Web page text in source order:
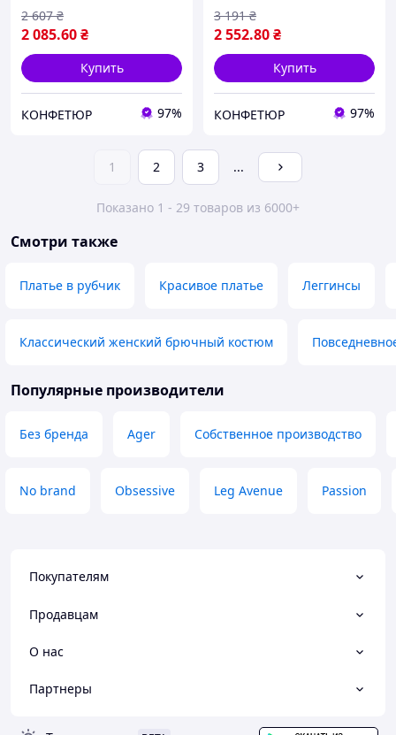
2 085.60₴
2 607 ₴
Купить
КОНФЕТЮР 97%
2 552.80₴
3 191 ₴
Купить
КОНФЕТЮР 97%
1 2 3 ...
Показано 1 - 29 товаров из 6000+
Смотри также
Платье в рубчик Красивое платье Леггинсы
Классический женский брючный костюм
Популярные производители
Без бренда Ager Собственное производство
No brand Obsessive Leg Avenue Passion
Покупателям
Продавцам
О нас
Партнеры